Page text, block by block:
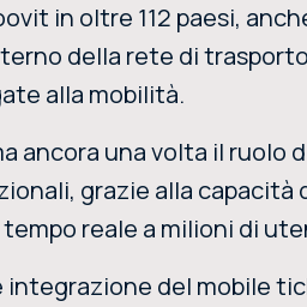
in oltre 112 paesi,
della rete di
alla mobilità.
ancora una volta il
grazie alla capacità
reale a milioni di
del mobile